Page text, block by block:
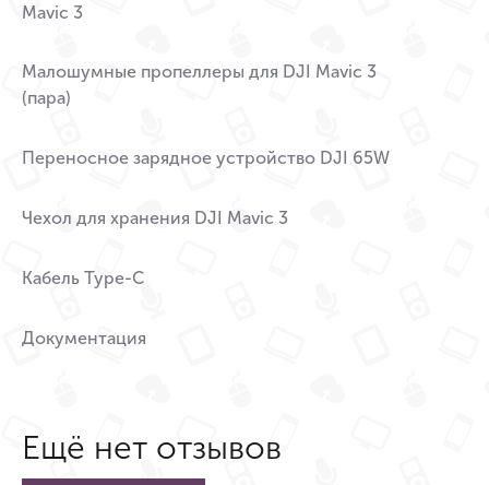
Mavic 3
Малошумные пропеллеры для DJI Mavic 3
(пара)
Переносное зарядное устройство DJI 65W
Чехол для хранения DJI Mavic 3
Кабель Type-C
Документация
Ещё нет отзывов